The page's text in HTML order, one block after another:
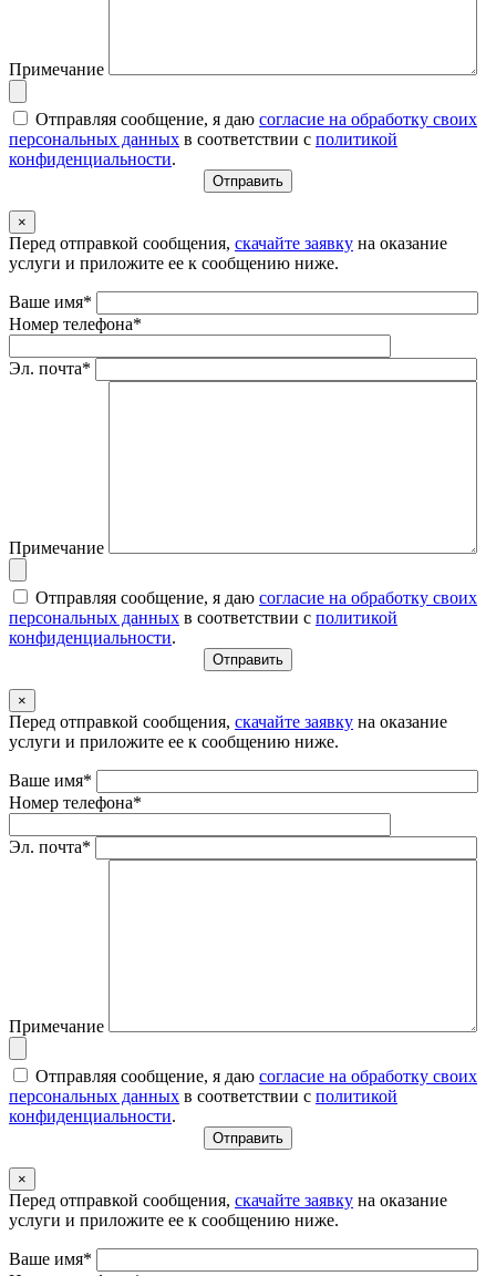
Примечание
Отправляя сообщение, я даю согласие на обработку своих
персональных данных в соответствии с политикой
конфиденциальности.
×
Перед отправкой сообщения, скачайте заявку на оказание
услуги и приложите ее к сообщению ниже.
Ваше имя*
Номер телефона*
Эл. почта*
Примечание
Отправляя сообщение, я даю согласие на обработку своих
персональных данных в соответствии с политикой
конфиденциальности.
×
Перед отправкой сообщения, скачайте заявку на оказание
услуги и приложите ее к сообщению ниже.
Ваше имя*
Номер телефона*
Эл. почта*
Примечание
Отправляя сообщение, я даю согласие на обработку своих
персональных данных в соответствии с политикой
конфиденциальности.
×
Перед отправкой сообщения, скачайте заявку на оказание
услуги и приложите ее к сообщению ниже.
Ваше имя*